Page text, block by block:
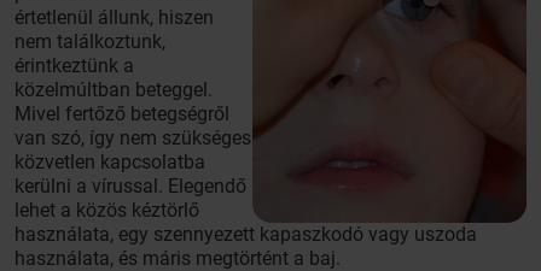
értetlenül állunk, hiszen
nem találkoztunk,
érintkeztünk a
közelmúltban beteggel.
Mivel fertőző betegségről
van szó, így nem szükséges
közvetlen kapcsolatba
kerülni a vírussal. Elegendő
lehet a közös kéztörlő
használata, egy szennyezett kapaszkodó vagy uszoda
használata, és máris megtörtént a baj.